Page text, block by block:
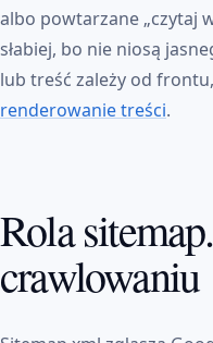
albo powtarzane „czytaj
słabiej, bo nie niosą
lub treść zależy od
renderowanie treści.
Rola
crawlowaniu